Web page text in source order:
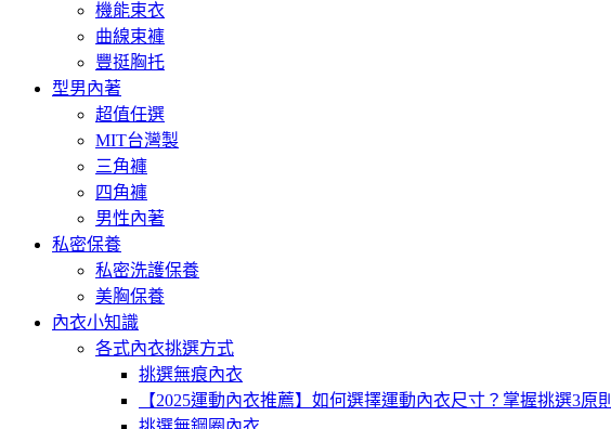
機能束衣
曲線束褲
豐挺胸托
型男內著
超值任選
MIT台灣製
三角褲
四角褲
男性內著
私密保養
私密洗護保養
美胸保養
內衣小知識
各式內衣挑選方式
挑選無痕內衣
【2025運動內衣推薦】如何選擇運動內衣尺寸？掌握挑選3原則